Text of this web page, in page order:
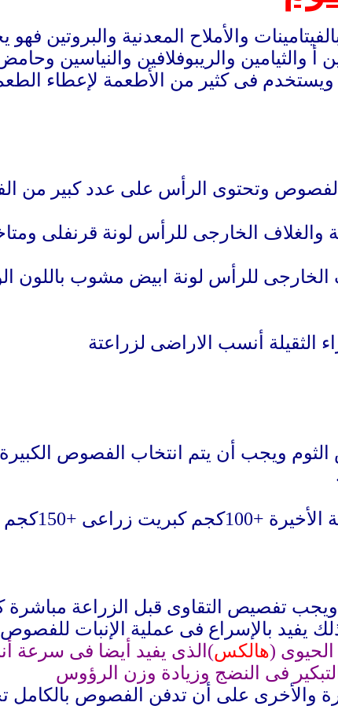
والأملاح المعدنية والبروتين
أ والثيامين والريبوفلافين والنياسين
ويستخدم فى كثير من الأطعمة لإعطاء
الفصوص وتحتوى الرأس على عدد كبير من
الخارجى للرأس لونة قرنفلى
للرأس لونة ابيض مشوب باللون
الثقيلة أنسب الاراضى لزراعتة
حرث الأرض من2-3مرات مع
ويجب تفصيص التقاوى قبل الزراعة مباشرة
(هالكس)الذى يفيد أيضا فى سرعة
فى النضج وزيادة وزن الرؤوس
الخط على مسافة 10سم بين الجورة والأخرى على أن تدفن